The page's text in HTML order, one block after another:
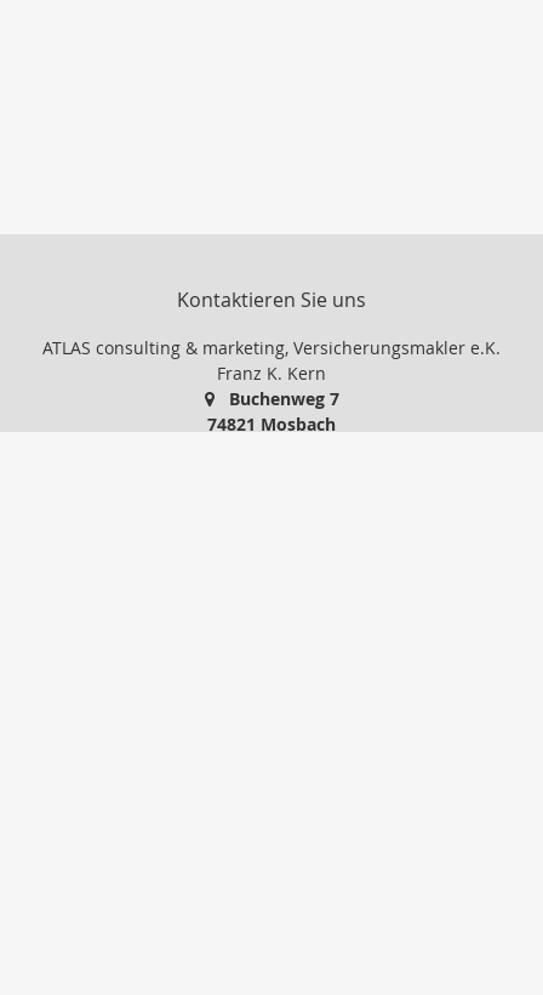
Kontaktieren Sie uns
ATLAS consulting & marketing, Versicherungsmakler e.K.
Franz K. Kern
Buchenweg 7
74821 Mosbach